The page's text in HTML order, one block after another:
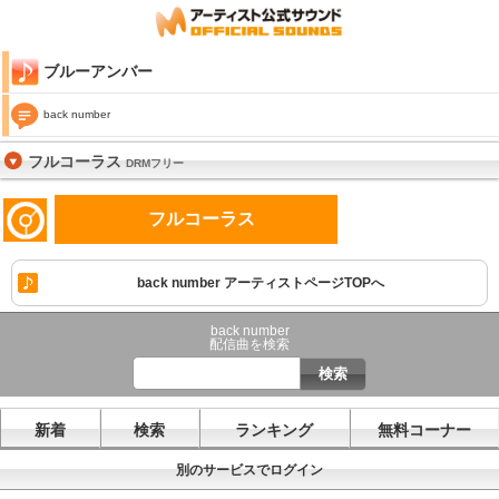
ブルーアンバー
back number
フルコーラスDRMフリー
フルコーラス
back number アーティストページTOPへ
back number
配信曲を検索
新着 検索 ランキング 無料コーナー
別のサービスでログイン